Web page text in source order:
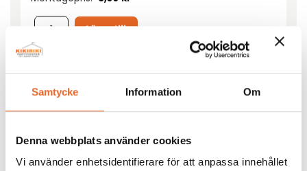
Samtycke Information Om
Denna webbplats använder cookies
Vi använder enhetsidentifierare för att anpassa innehållet
Lägg till
Tält M4-XXL 5x10m
Hyrespris: 4 240,00kr